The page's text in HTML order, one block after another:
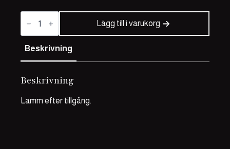
Lammracks
mängd
Lägg till i varukorg
Beskrivning
Beskrivning
Lamm efter tillgång.